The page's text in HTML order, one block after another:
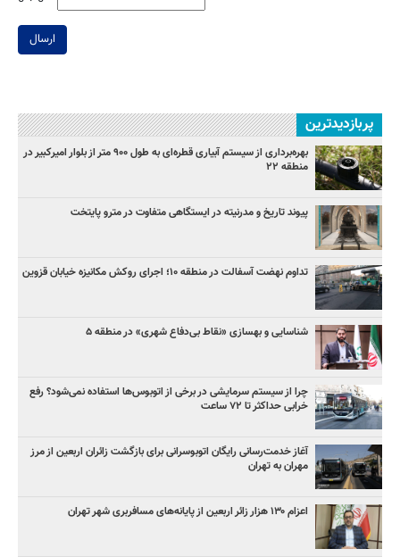
ارسال
پربازدیدترین
بهره‌برداری از سیستم آبیاری قطره‌ای به طول ۹۰۰ متر از بلوار امیرکبیر در
منطقه ۲۲
پیوند تاریخ و مدرنیته در ایستگاهی متفاوت در مترو پایتخت
تداوم نهضت آسفالت در منطقه ۱۰؛ اجرای روکش مکانیزه خیابان قزوین
شناسایی و بهسازی «نقاط بی‌دفاع شهری» در منطقه ۵
چرا از سیستم سرمایشی در برخی از اتوبوس‌ها استفاده نمی‌شود؟ رفع
خرابی حداکثر تا ۷۲ ساعت
آغاز خدمت‌رسانی رایگان اتوبوسرانی برای بازگشت زائران اربعین از مرز
مهران به تهران
اعزام ۱۳۰ هزار زائر اربعین از پایانه‌های مسافربری شهر تهران